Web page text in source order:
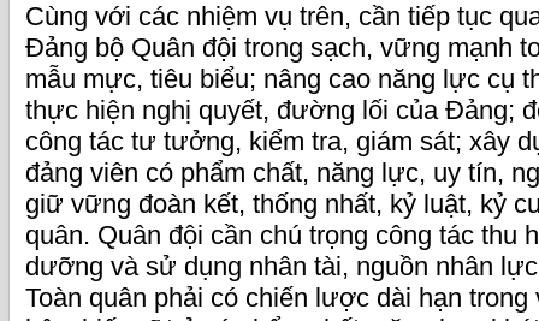
Cùng với các nhiệm vụ trên, cần tiếp tục
Đảng bộ Quân đội trong sạch, vững mạnh
mẫu mực, tiêu biểu; nâng cao năng lực cụ
thực hiện nghị quyết, đường lối của Đảng;
công tác tư tưởng, kiểm tra, giám sát; xây
đảng viên có phẩm chất, năng lực, uy tín,
giữ vững đoàn kết, thống nhất, kỷ luật, kỷ
quân. Quân đội cần chú trọng công tác thu
dưỡng và sử dụng nhân tài, nguồn nhân
Toàn quân phải có chiến lược dài hạn trong